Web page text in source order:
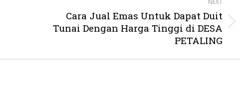
NEXT
Cara Jual Emas Untuk Dapat Duit
Tunai Dengan Harga Tinggi di DESA
PETALING